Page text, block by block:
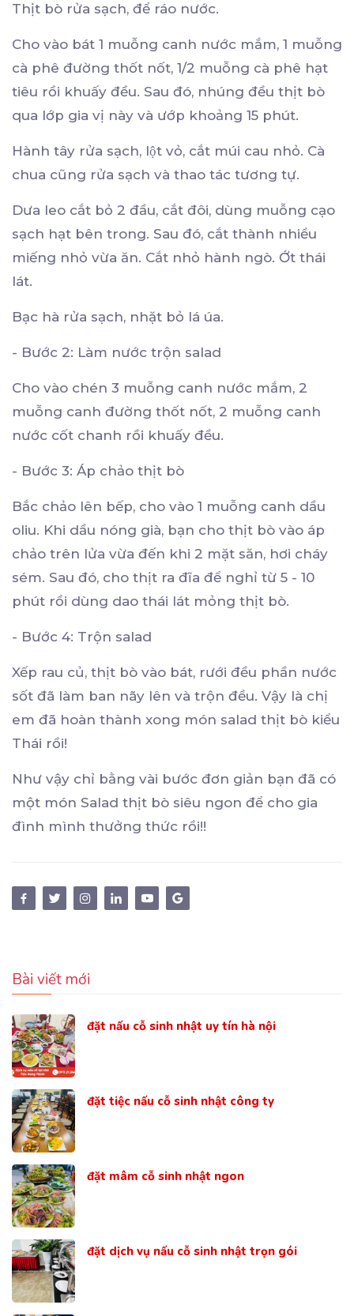
Thịt bò rửa sạch, để ráo nước.
Cho vào bát 1 muỗng canh nước mắm, 1 muỗng
cà phê đường thốt nốt, 1/2 muỗng cà phê hạt
tiêu rồi khuấy đều. Sau đó, nhúng đều thịt bò
qua lớp gia vị này và ướp khoảng 15 phút.
Hành tây rửa sạch, lột vỏ, cắt múi cau nhỏ. Cà
chua cũng rửa sạch và thao tác tương tự.
Dưa leo cắt bỏ 2 đầu, cắt đôi, dùng muỗng cạo
sạch hạt bên trong. Sau đó, cắt thành nhiều
miếng nhỏ vừa ăn. Cắt nhỏ hành ngò. Ớt thái
lát.
Bạc hà rửa sạch, nhặt bỏ lá úa.
- Bước 2: Làm nước trộn salad
Cho vào chén 3 muỗng canh nước mắm, 2
muỗng canh đường thốt nốt, 2 muỗng canh
nước cốt chanh rồi khuấy đều.
- Bước 3: Áp chảo thịt bò
Bắc chảo lên bếp, cho vào 1 muỗng canh dầu
oliu. Khi dầu nóng già, bạn cho thịt bò vào áp
chảo trên lửa vừa đến khi 2 mặt săn, hơi cháy
sém. Sau đó, cho thịt ra đĩa để nghỉ từ 5 - 10
phút rồi dùng dao thái lát mỏng thịt bò.
- Bước 4: Trộn salad
Xếp rau củ, thịt bò vào bát, rưới đều phần nước
sốt đã làm ban nãy lên và trộn đều. Vậy là chị
em đã hoàn thành xong món salad thịt bò kiểu
Thái rồi!
Như vậy chỉ bằng vài bước đơn giản bạn đã có
một món Salad thịt bò siêu ngon để cho gia
đình mình thưởng thức rồi!!
Bài viết mới
đặt nấu cỗ sinh nhật uy tín hà nội
đặt tiệc nấu cỗ sinh nhật công ty
đặt mâm cỗ sinh nhật ngon
đặt dịch vụ nấu cỗ sinh nhật trọn gói